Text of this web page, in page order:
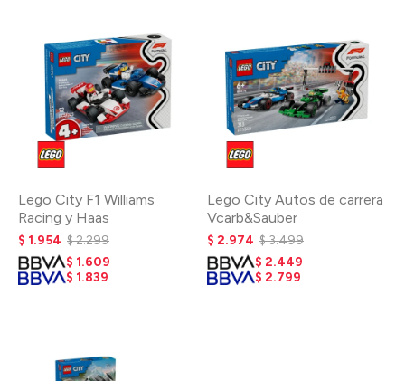
Lego City F1 Williams
Racing y Haas
$ 1.954 $2.299
$ 1.609
$ 1.839
Lego City Autos de carrera
Vcarb&Sauber
$ 2.974 $3.499
$ 2.449
$ 2.799